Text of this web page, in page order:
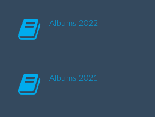
Albums 2022
Albums 2021